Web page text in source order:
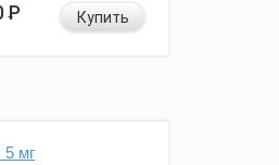
Р Купить
мг